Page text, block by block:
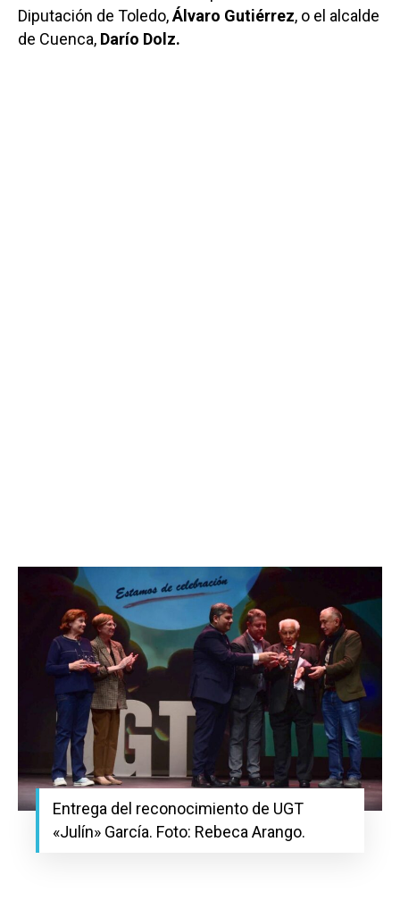
Diputación de Toledo,Álvaro Gutiérrez, o el alcalde
de Cuenca, Darío Dolz.
Entrega del reconocimiento de UGT
«Julín» García. Foto: Rebeca Arango.